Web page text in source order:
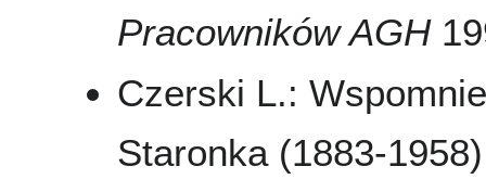
Pracowników AGH
Czerski L.:
Staronka (1883-